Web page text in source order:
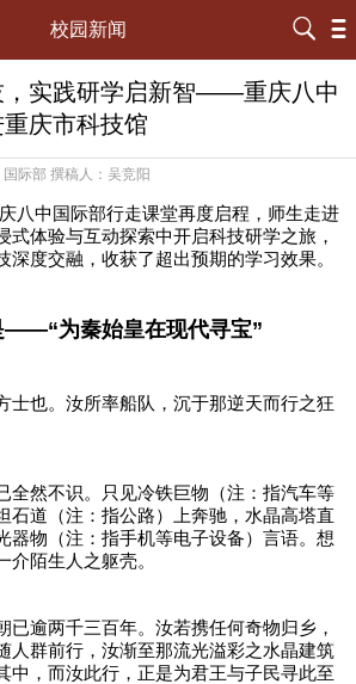
校园新闻  
，实践研学启新智——重庆八中
庆市科技馆
国际部 撰稿人： 吴竞阳
八中国际部行走课堂再度启程，师生走进
式体验与互动探索中开启科技研学之旅，
深度交融，收获了超出预期的学习效果。
——“为秦始皇在现代寻宝”
士也。汝所率船队，沉于那逆天而行之狂
全然不识。只见冷铁巨物（注：指汽车等
石道（注：指公路）上奔驰，水晶高塔直
器物（注：指手机等电子设备）言语。想
陌生人之躯壳。
已逾两千三百年。汝若携任何奇物归乡，
人群前行，汝渐至那流光溢彩之水晶建筑
，而汝此行，正是为君王与子民寻此至